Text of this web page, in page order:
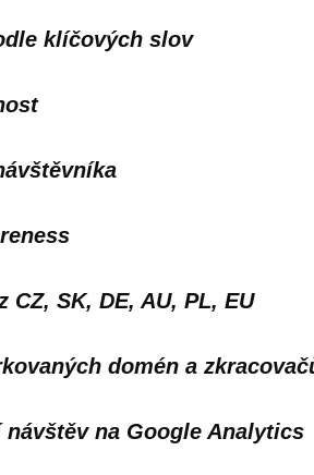
klíčových slov
SK, DE, AU, PL, EU
domén a
na Google Analytics